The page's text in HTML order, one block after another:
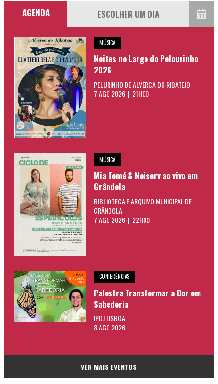
AGENDA
MÚSICA
Noites no Largo do Pelourinho
2026
PELURINHO DE ALVERCA DO RIBATEJO
7 AGO 2026 | 21H00
MÚSICA
Mia Tomé & Noiserv ao vivo em
Grândola
BIBLIOTECA E ARQUIVO MUNICIPAL DE
GRÂNDOLA
7 AGO 2026 | 22H00
CONFERÊNCIAS
Palestra Transformar a Dor em
Sabedoria
IPDJ LISBOA
8 AGO 2026
VER MAIS EVENTOS